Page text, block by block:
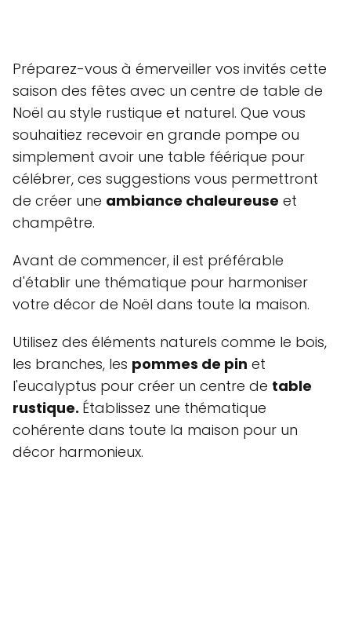
Préparez-vous à émerveiller vos invités cette
saison des fêtes avec un centre de table de
Noël au style rustique et naturel. Que vous
souhaitiez recevoir en grande pompe ou
simplement avoir une table féérique pour
célébrer, ces suggestions vous permettront
de créer une ambiance chaleureuse et
champêtre.
Avant de commencer, il est préférable
d'établir une thématique pour harmoniser
votre décor de Noël dans toute la maison.
Utilisez des éléments naturels comme le bois,
les branches, les pommes de pin et
l'eucalyptus pour créer un centre de table
rustique. Établissez une thématique
cohérente dans toute la maison pour un
décor harmonieux.